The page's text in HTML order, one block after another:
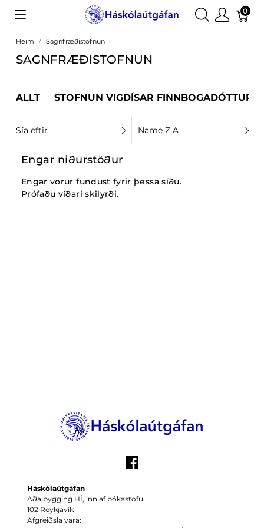
0
Heim Sagnfræðistofnun
SAGNFRÆÐISTOFNUN
ALLT STOFNUN VIGDÍSAR FINNBOGADÓTTUR
Sía eftir Name Z A
Engar niðurstöður
Engar vörur fundust fyrir þessa síðu.
Prófaðu víðari skilyrði.
Háskólaútgáfan
Aðalbygging HÍ, inn af bókastofu
102 Reykjavík
Afgreiðsla vara: